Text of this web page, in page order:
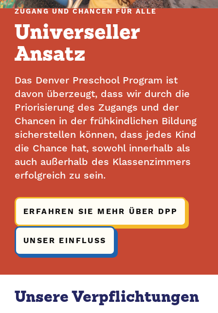
ZUGANG UND CHANCEN FÜR ALLE
Universeller
Ansatz
Das Denver Preschool Program ist
davon überzeugt, dass wir durch die
Priorisierung des Zugangs und der
Chancen in der frühkindlichen Bildung
sicherstellen können, dass jedes Kind
die Chance hat, sowohl innerhalb als
auch außerhalb des Klassenzimmers
erfolgreich zu sein.
ERFAHREN SIE MEHR ÜBER DPP
UNSER EINFLUSS
Unsere Verpflichtungen